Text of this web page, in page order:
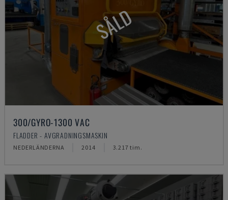
SÅLD
300/GYRO-1300 VAC
FLADDER - AVGRADNINGSMASKIN
NEDERLÄNDERNA 2014 3.217 tim.